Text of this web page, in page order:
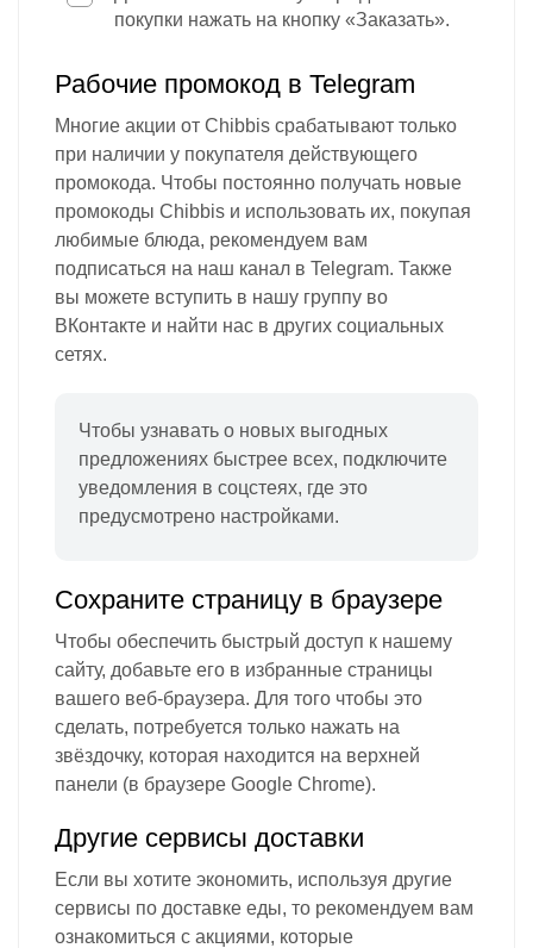
покупки нажать на кнопку «Заказать».
Рабочие промокод в Telegram
Многие акции от Chibbis срабатывают только
при наличии у покупателя действующего
промокода. Чтобы постоянно получать новые
промокоды Chibbis и использовать их, покупая
любимые блюда, рекомендуем вам
подписаться на наш канал в Telegram. Также
вы можете вступить в нашу группу во
ВКонтакте и найти нас в других социальных
сетях.
Чтобы узнавать о новых выгодных
предложениях быстрее всех, подключите
уведомления в соцстеях, где это
предусмотрено настройками.
Сохраните страницу в браузере
Чтобы обеспечить быстрый доступ к нашему
сайту, добавьте его в избранные страницы
вашего веб-браузера. Для того чтобы это
сделать, потребуется только нажать на
звёздочку, которая находится на верхней
панели (в браузере Google Chrome).
Другие сервисы доставки
Если вы хотите экономить, используя другие
сервисы по доставке еды, то рекомендуем вам
ознакомиться с акциями, которые